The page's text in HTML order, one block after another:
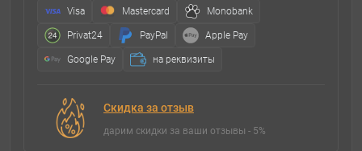
Visa Mastercard Monobank
Privat24 PayPal Apple Pay
Google Pay на реквизиты
Скидка за отзыв
дарим скидки за ваши отзывы - 5%